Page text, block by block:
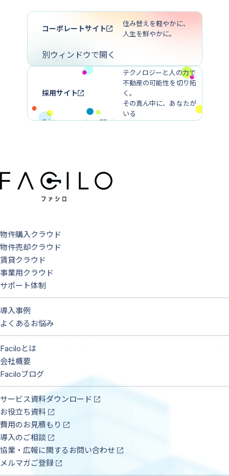
コーポレートサイト
住み替えを軽やかに、
人生を鮮やかに。
別ウィンドウで開く
採用サイト
テクノロジーと人の力で
不動産の可能性を切り拓
く。
その真ん中に、あなたが
いる
別ウィンドウで開く
物件購入クラウド
物件売却クラウド
賃貸クラウド
事業用クラウド
サポート体制
導入事例
よくあるお悩み
Faciloとは
会社概要
Faciloブログ
サービス資料ダウンロード
お役立ち資料
費用のお見積もり
導入のご相談
協業・広報に関するお問い合わせ
メルマガご登録